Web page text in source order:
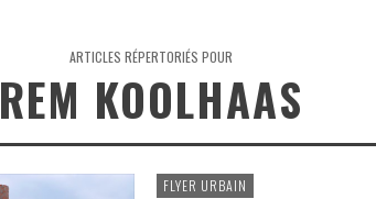
ARTICLES RÉPERTORIÉS POUR
REM KOOLHAAS
FLYER URBAIN